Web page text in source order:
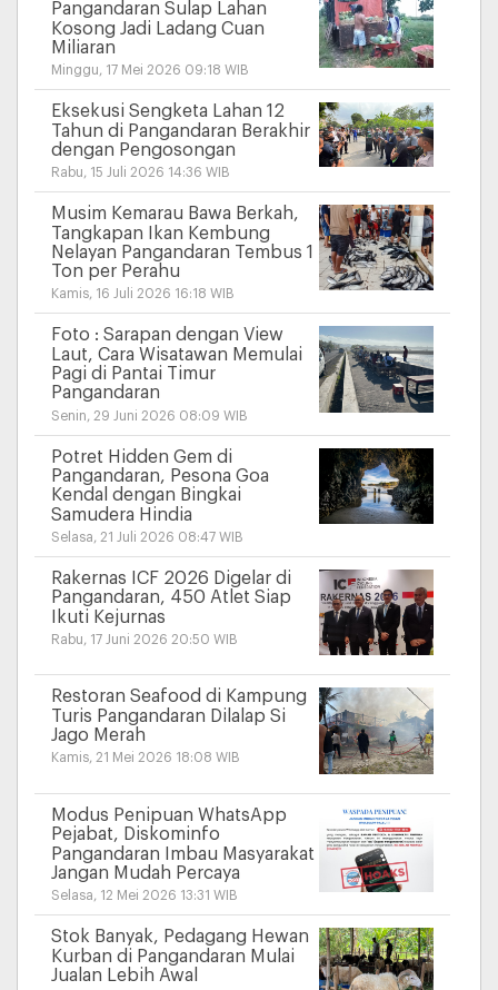
Pangandaran Sulap Lahan
Kosong Jadi Ladang Cuan
Miliaran
Minggu, 17 Mei 2026 09:18 WIB
Eksekusi Sengketa Lahan 12
Tahun di Pangandaran Berakhir
dengan Pengosongan
Rabu, 15 Juli 2026 14:36 WIB
Musim Kemarau Bawa Berkah,
Tangkapan Ikan Kembung
Nelayan Pangandaran Tembus 1
Ton per Perahu
Kamis, 16 Juli 2026 16:18 WIB
Foto : Sarapan dengan View
Laut, Cara Wisatawan Memulai
Pagi di Pantai Timur
Pangandaran
Senin, 29 Juni 2026 08:09 WIB
Potret Hidden Gem di
Pangandaran, Pesona Goa
Kendal dengan Bingkai
Samudera Hindia
Selasa, 21 Juli 2026 08:47 WIB
Rakernas ICF 2026 Digelar di
Pangandaran, 450 Atlet Siap
Ikuti Kejurnas
Rabu, 17 Juni 2026 20:50 WIB
Restoran Seafood di Kampung
Turis Pangandaran Dilalap Si
Jago Merah
Kamis, 21 Mei 2026 18:08 WIB
Modus Penipuan WhatsApp
Pejabat, Diskominfo
Pangandaran Imbau Masyarakat
Jangan Mudah Percaya
Selasa, 12 Mei 2026 13:31 WIB
Stok Banyak, Pedagang Hewan
Kurban di Pangandaran Mulai
Jualan Lebih Awal